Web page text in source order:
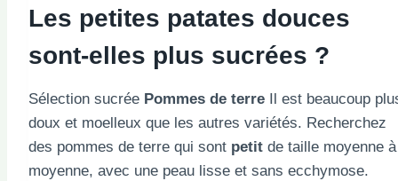
Les petites patates douces
sont-elles plus sucrées ?
Sélection sucrée Pommes de terre Il est beaucoup
doux et moelleux que les autres variétés. Recherchez
des pommes de terre qui sont petit de taille moyenne à
moyenne, avec une peau lisse et sans ecchymose.